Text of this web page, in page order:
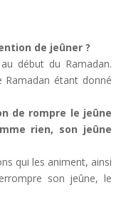
de jeûner ?
début du Ramadan.
étant donné
de rompre le jeûne
rien, son jeûne
qui les animent, ainsi
son jeûne, le